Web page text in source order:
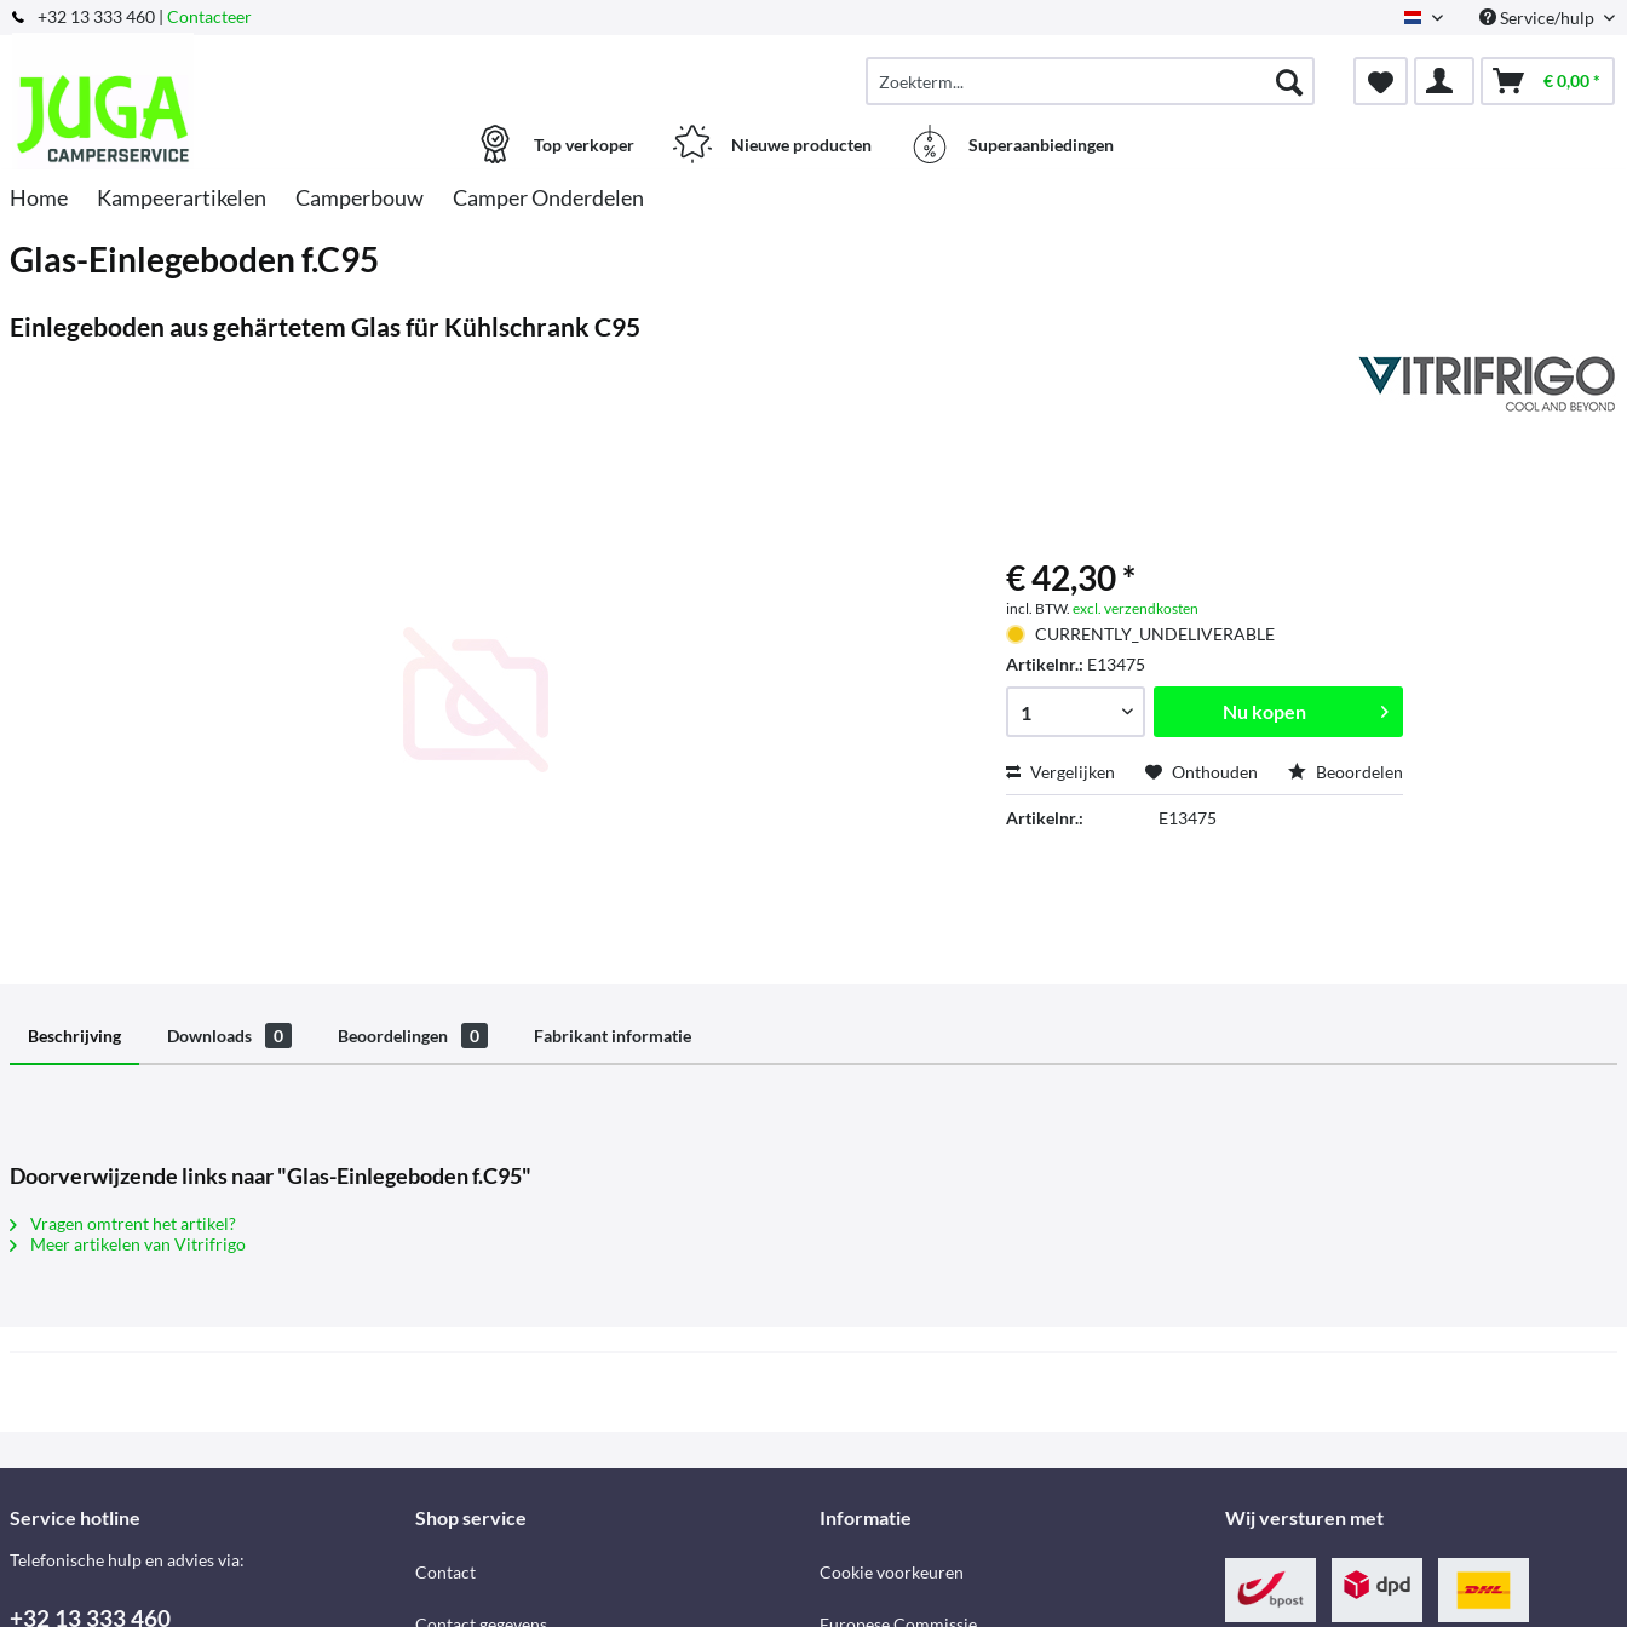
+32 13 333 460 | Contacteer Dutch Service/hulp
€ 0,00 *
Top verkoper Nieuwe producten Superaanbiedingen
Home Kampeerartikelen Camperbouw Camper Onderdelen
Glas-Einlegeboden f.C95
Einlegeboden aus gehärtetem Glas für Kühlschrank C95
€ 42,30 *
incl. BTW.excl. verzendkosten
CURRENTLY_UNDELIVERABLE
Artikelnr.: E13475
Nu kopen
Vergelijken Onthouden Beoordelen
Artikelnr.: E13475
Beschrijving Downloads 0 Beoordelingen 0 Fabrikant informatie
Doorverwijzende links naar "Glas-Einlegeboden f.C95"
Vragen omtrent het artikel?
Meer artikelen van Vitrifrigo
Service hotline
Telefonische hulp en advies via:
+32 13 333 460
Shop service
Contact
Informatie
Cookie voorkeuren
Wij versturen met